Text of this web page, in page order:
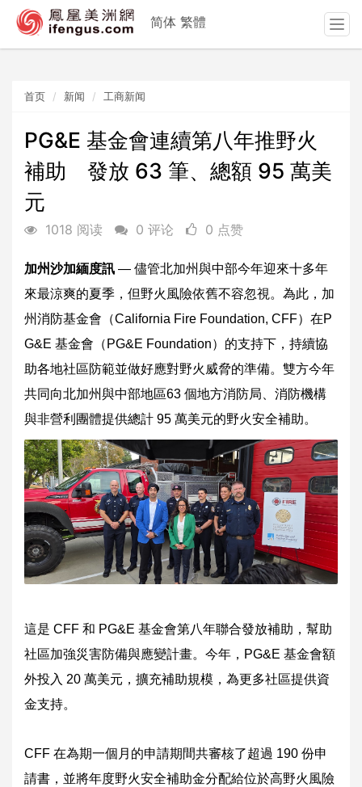
首页 新闻 工商新闻
PG&E 基金會連續第八年推野火
補助 發放 63 筆、總額 95 萬美
元
1018 阅读 0 评论 0 点赞
加州沙加緬度訊 — 儘管北加州與中部今年迎來十多年
來最涼爽的夏季，但野火風險依舊不容忽視。為此，加
州消防基金會（California Fire Foundation, CFF）在P
G&E 基金會（PG&E Foundation）的支持下，持續協
助各地社區防範並做好應對野火威脅的準備。雙方今年
共同向北加州與中部地區63 個地方消防局、消防機構
與非營利團體提供總計 95 萬美元的野火安全補助。
這是 CFF 和 PG&E 基金會第八年聯合發放補助，幫助
社區加強災害防備與應變計畫。今年，PG&E 基金會額
外投入 20 萬美元，擴充補助規模，為更多社區提供資
金支持。
CFF 在為期一個月的申請期間共審核了超過 190 份申
請書，並將年度野火安全補助金分配給位於高野火風險
简体 繁體
T
o
v
i
n